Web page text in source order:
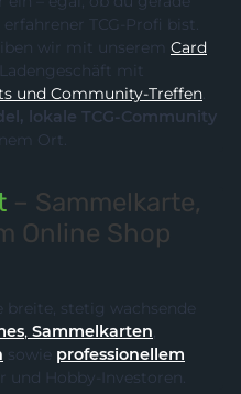
Profi bist.
wir mit unserem Card
mit
Events und Community-Treffen.
Ort.
– Sammelkarte,
Online Shop
stetig wachsende
, Sammelkarten,
sowie professionellem
und Hobby-Investoren.